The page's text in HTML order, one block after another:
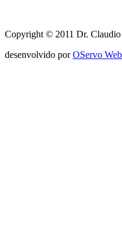
Copyright © 2011 Dr.
desenvolvido porOServo